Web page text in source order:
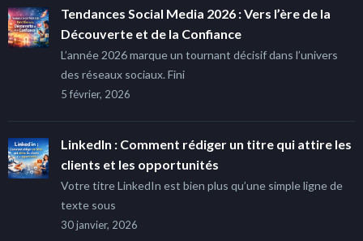
Tendances Social Media 2026 : Vers l’ère de la
Découverte et de la Confiance
L’année 2026 marque un tournant décisif dans l’univers
des réseaux sociaux. Fini
5 février, 2026
LinkedIn : Comment rédiger un titre qui attire les
clients et les opportunités
Votre titre LinkedIn est bien plus qu’une simple ligne de
texte sous
30 janvier, 2026